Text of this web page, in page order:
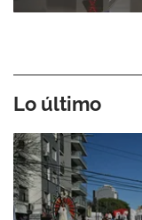
Lo último